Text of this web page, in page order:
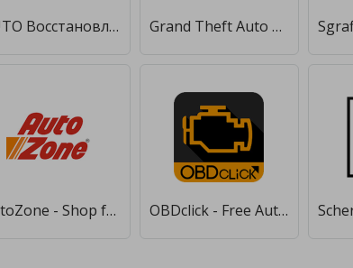
AUTO Восстановление сообщений [Полная версия] Grand Theft Auto V: The Manual [Без рекламы]
AutoZone - Shop for Auto Parts & Accessories [Premium] OBDclick - Free Auto Diagnostics OBD ELM327 [Без рекламы]